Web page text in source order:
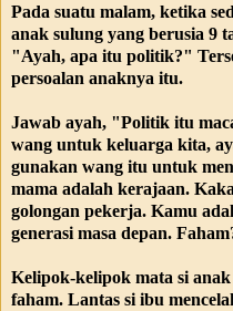
Pada suatu malam, ketika
anak sulung yang berusia 9
"Ayah, apa itu politik?"
persoalan anaknya itu.
Jawab ayah, "Politik itu
wang untuk keluarga kita,
gunakan wang itu untuk
mama adalah kerajaan.
golongan pekerja. Kamu
generasi masa depan.
Kelipok-kelipok mata si
faham. Lantas si ibu